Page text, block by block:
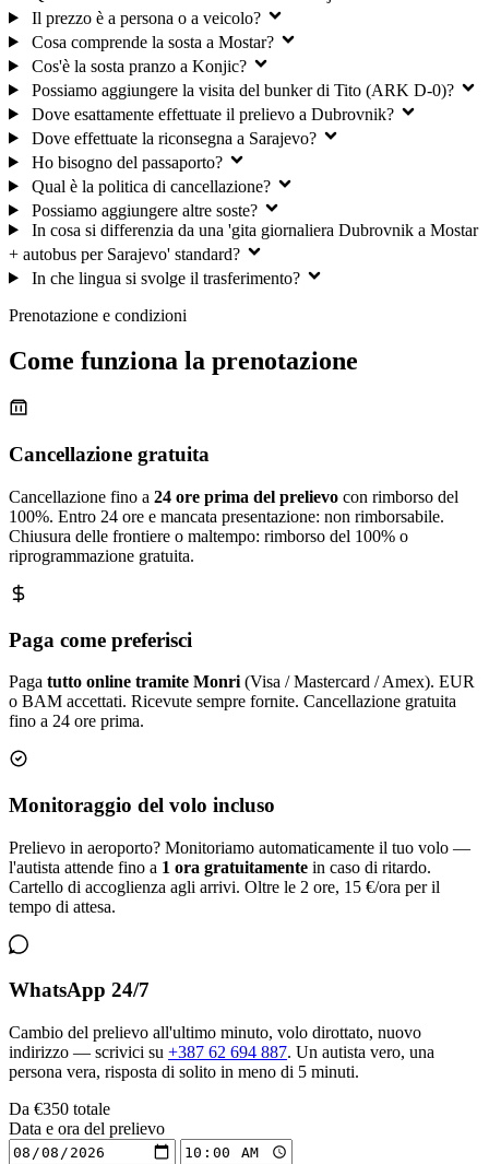
Il prezzo è a persona o a veicolo?
Cosa comprende la sosta a Mostar?
Cos'è la sosta pranzo a Konjic?
Possiamo aggiungere la visita del bunker di Tito (ARK D-0)?
Dove esattamente effettuate il prelievo a Dubrovnik?
Dove effettuate la riconsegna a Sarajevo?
Ho bisogno del passaporto?
Qual è la politica di cancellazione?
Possiamo aggiungere altre soste?
In cosa si differenzia da una 'gita giornaliera Dubrovnik a Mostar
+ autobus per Sarajevo' standard?
In che lingua si svolge il trasferimento?
Prenotazione e condizioni
Come funziona la prenotazione
Cancellazione gratuita
Cancellazione fino a 24 ore prima del prelievo con rimborso del
100%. Entro 24 ore e mancata presentazione: non rimborsabile.
Chiusura delle frontiere o maltempo: rimborso del 100% o
riprogrammazione gratuita.
Paga come preferisci
Paga tutto online tramite Monri (Visa / Mastercard / Amex). EUR
o BAM accettati. Ricevute sempre fornite. Cancellazione gratuita
fino a 24 ore prima.
Monitoraggio del volo incluso
Prelievo in aeroporto? Monitoriamo automaticamente il tuo volo —
l'autista attende fino a 1 ora gratuitamente in caso di ritardo.
Cartello di accoglienza agli arrivi. Oltre le 2 ore, 15 €/ora per il
tempo di attesa.
WhatsApp 24/7
Cambio del prelievo all'ultimo minuto, volo dirottato, nuovo
indirizzo — scrivici su +387 62 694 887. Un autista vero, una
persona vera, risposta di solito in meno di 5 minuti.
Da €350 totale
Data e ora del prelievo